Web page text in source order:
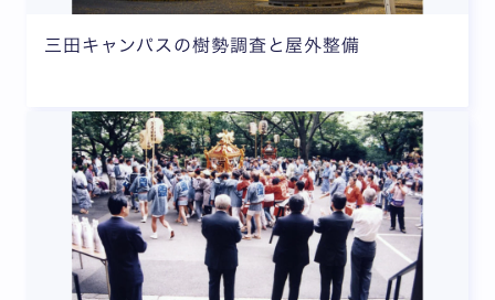
三田キャンパスの樹勢調査と屋外整備